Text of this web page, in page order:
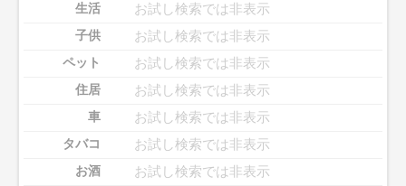
生活 お試し検索では非表示
子供 お試し検索では非表示
ペット お試し検索では非表示
住居 お試し検索では非表示
車 お試し検索では非表示
タバコ お試し検索では非表示
お酒 お試し検索では非表示